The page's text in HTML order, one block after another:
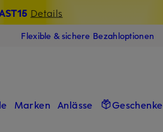
Details
Flexible & sichere Bezahloptionen
Marken Anlässe Geschenke